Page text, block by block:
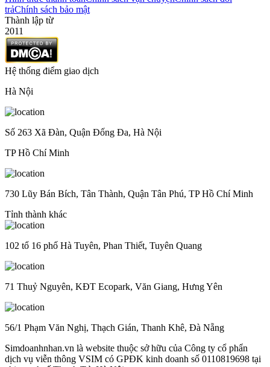
trảChính sách bảo mật
Thành lập từ
2011
Hệ thống điểm giao dịch
Hà Nội
Số 263 Xã Đàn, Quận Đống Đa, Hà Nội
TP Hồ Chí Minh
730 Lũy Bán Bích, Tân Thành, Quận Tân Phú, TP Hồ Chí Minh
Tỉnh thành khác
102 tổ 16 phố Hà Tuyên, Phan Thiết, Tuyên Quang
71 Thuỷ Nguyên, KĐT Ecopark, Văn Giang, Hưng Yên
56/1 Phạm Văn Nghị, Thạch Gián, Thanh Khê, Đà Nẵng
Simdoanhnhan.vn là website thuộc sở hữu của Công ty cổ phẩn
dịch vụ viễn thông VSIM có GPĐK kinh doanh số 0110819698 tại